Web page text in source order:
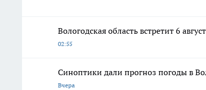
Вологодская область встретит 6
02:55
Синоптики дали прогноз погоды в
Вчера